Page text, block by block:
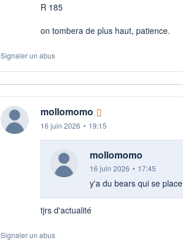
R 185
on tombera de plus haut, patience.
Signaler un abus
mollomomo
16 juin 2026 • 19:15
mollomomo
16 juin 2026 • 17:45
y'a du bears qui se place
tjrs d'actualité
Signaler un abus